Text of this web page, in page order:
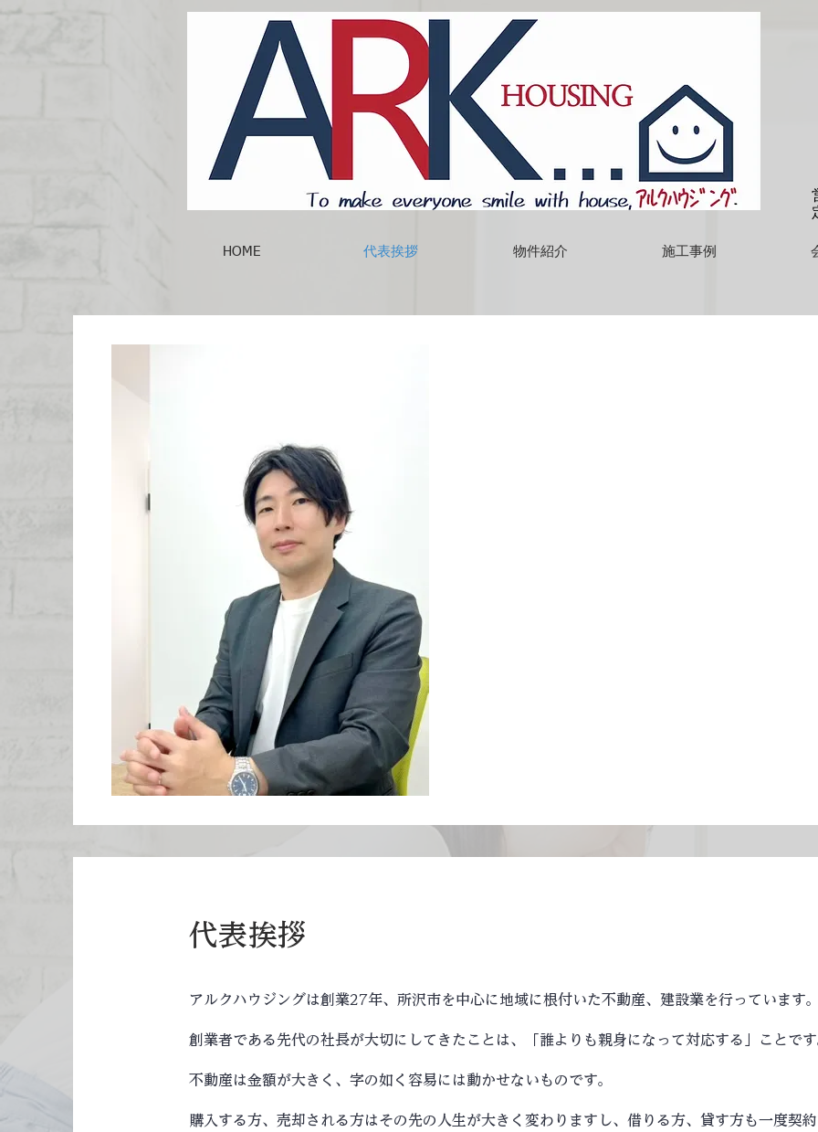
HOME 代表挨拶 物件紹介 施工事例
代表挨拶
アルクハウジングは創業27年、所沢市を中心に地域に根付いた不動産、建設業を行っています。
創業者である先代の社長が大切にしてきたことは、「誰よりも親身になって対応する」ことです
不動産は金額が大きく、字の如く容易には動かせないものです。
購入する方、売却される方はその先の人生が大きく変わりますし、借りる方、貸す方も一度契